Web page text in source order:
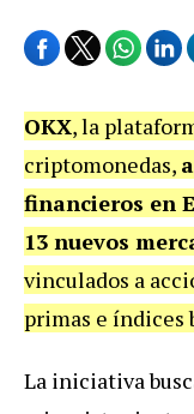
OKX, la
criptomonedas,
financieros en
13 nuevos
vinculados a
primas e índices
La iniciativa